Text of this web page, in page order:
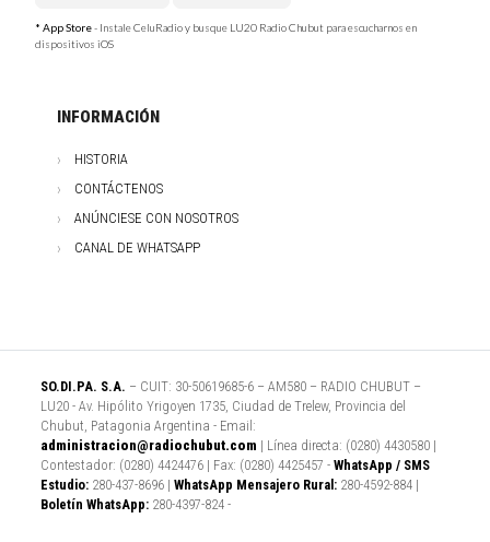
* App Store- Instale CeluRadio y busque LU20 Radio Chubut para escucharnos en
dispositivos iOS
INFORMACIÓN
HISTORIA
CONTÁCTENOS
ANÚNCIESE CON NOSOTROS
CANAL DE WHATSAPP
SO.DI.PA. S.A. – CUIT: 30-50619685-6 – AM580 – RADIO CHUBUT –
LU20 - Av. Hipólito Yrigoyen 1735, Ciudad de Trelew, Provincia del
Chubut, Patagonia Argentina - Email:
administracion@radiochubut.com | Línea directa: (0280) 4430580 |
Contestador: (0280) 4424476 | Fax: (0280) 4425457 - WhatsApp / SMS
Estudio: 280-437-8696 | WhatsApp Mensajero Rural: 280-4592-884 |
Boletín WhatsApp: 280-4397-824 -